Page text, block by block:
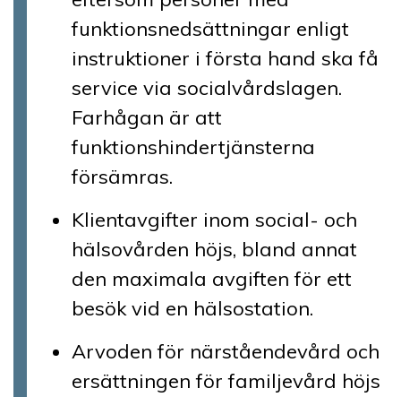
funktionsnedsättningar enligt
instruktioner i första hand ska få
service via socialvårdslagen.
Farhågan är att
funktionshindertjänsterna
försämras.
Klientavgifter inom social- och
hälsovården höjs, bland annat
den maximala avgiften för ett
besök vid en hälsostation.
Arvoden för närståendevård och
ersättningen för familjevård höjs